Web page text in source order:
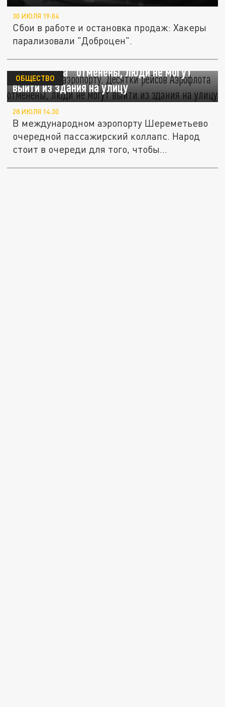
30 ИЮЛЯ 19:04
Сбои в работе и остановка продаж: Хакеры
парализовали "Доброцен".
Запертые в аэропорту. Десятки рейсов
"Аэрофлота" отменены, люди не могут
выйти из здания на улицу
ОБЩЕСТВО
28 ИЮЛЯ 14:30
В международном аэропорту Шереметьево
очередной пассажирский коллапс. Народ
стоит в очереди для того, чтобы...